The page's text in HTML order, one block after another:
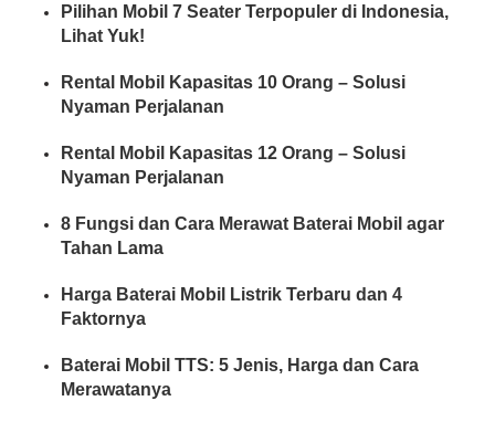
Pilihan Mobil 7 Seater Terpopuler di Indonesia,
Lihat Yuk!
Rental Mobil Kapasitas 10 Orang – Solusi
Nyaman Perjalanan
Rental Mobil Kapasitas 12 Orang – Solusi
Nyaman Perjalanan
8 Fungsi dan Cara Merawat Baterai Mobil agar
Tahan Lama
Harga Baterai Mobil Listrik Terbaru dan 4
Faktornya
Baterai Mobil TTS: 5 Jenis, Harga dan Cara
Merawatanya